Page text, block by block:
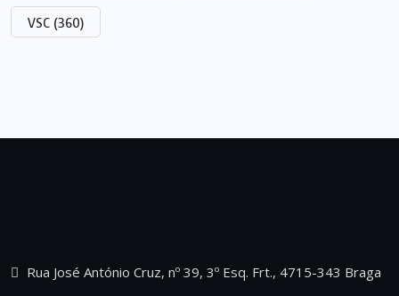
VSC (360)
Rua José António Cruz, nº 39, 3º Esq. Frt., 4715-343 Braga